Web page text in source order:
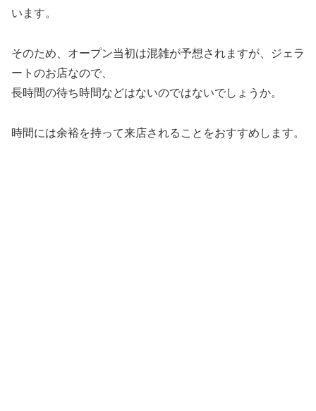
います。
そのため、オープン当初は混雑が予想されますが、ジェラ
ートのお店なので、
長時間の待ち時間などはないのではないでしょうか。
時間には余裕を持って来店されることをおすすめします。